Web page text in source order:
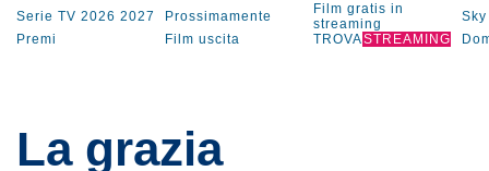
Serie TV 2026 2027 Prossimamente
Film gratis in
streaming
Sky
Premi
Film uscita TROVASTREAMING
La grazia